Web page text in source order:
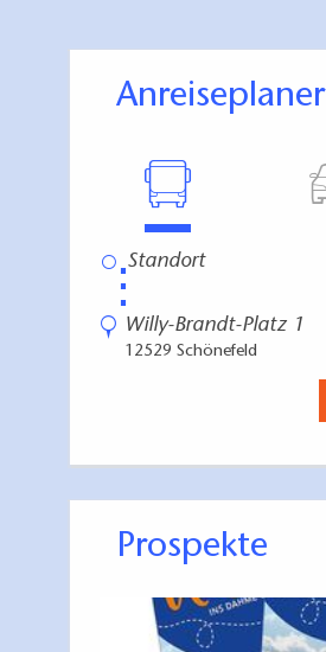
Anreiseplaner
⋮
Willy-Brandt-Platz 1
12529 Schönefeld
Prospekte